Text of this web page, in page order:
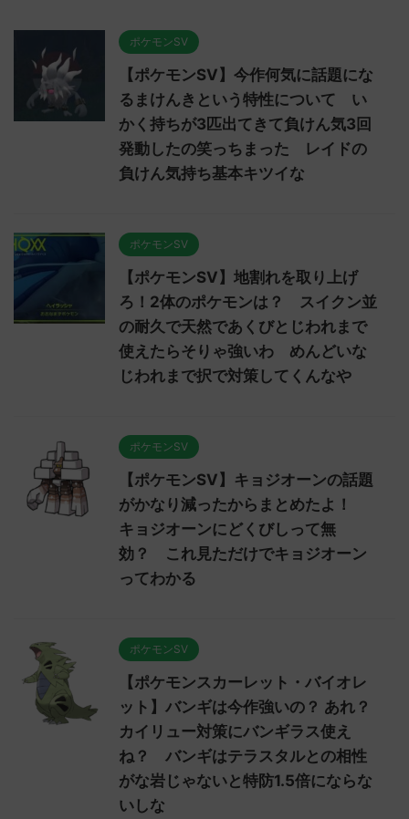
ポケモンSV
【ポケモンSV】今作何気に話題にな
るまけんきという特性について い
かく持ちが3匹出てきて負けん気3回
発動したの笑っちまった レイドの
負けん気持ち基本キツイな
ポケモンSV
【ポケモンSV】地割れを取り上げ
ろ！2体のポケモンは？ スイクン並
の耐久で天然であくびとじわれまで
使えたらそりゃ強いわ めんどいな
じわれまで択で対策してくんなや
ポケモンSV
【ポケモンSV】キョジオーンの話題
がかなり減ったからまとめたよ！
キョジオーンにどくびしって無
効？ これ見ただけでキョジオーン
ってわかる
ポケモンSV
【ポケモンスカーレット・バイオレ
ット】バンギは今作強いの？ あれ？
カイリュー対策にバンギラス使え
ね？ バンギはテラスタルとの相性
がな岩じゃないと特防1.5倍にならな
いしな